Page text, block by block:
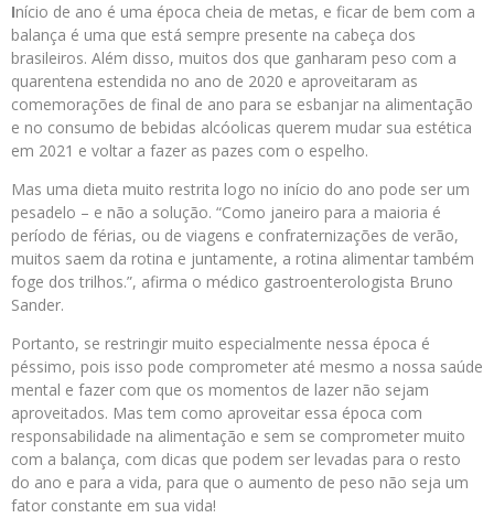
Início de ano é uma época cheia de metas, e ficar de bem com a
balança é uma que está sempre presente na cabeça dos
brasileiros. Além disso, muitos dos que ganharam peso com a
quarentena estendida no ano de 2020 e aproveitaram as
comemorações de final de ano para se esbanjar na alimentação
e no consumo de bebidas alcóolicas querem mudar sua estética
em 2021 e voltar a fazer as pazes com o espelho.
Mas uma dieta muito restrita logo no início do ano pode ser um
pesadelo – e não a solução. “Como janeiro para a maioria é
período de férias, ou de viagens e confraternizações de verão,
muitos saem da rotina e juntamente, a rotina alimentar também
foge dos trilhos.”, afirma o médico gastroenterologista Bruno
Sander.
Portanto, se restringir muito especialmente nessa época é
péssimo, pois isso pode comprometer até mesmo a nossa saúde
mental e fazer com que os momentos de lazer não sejam
aproveitados. Mas tem como aproveitar essa época com
responsabilidade na alimentação e sem se comprometer muito
com a balança, com dicas que podem ser levadas para o resto
do ano e para a vida, para que o aumento de peso não seja um
fator constante em sua vida!